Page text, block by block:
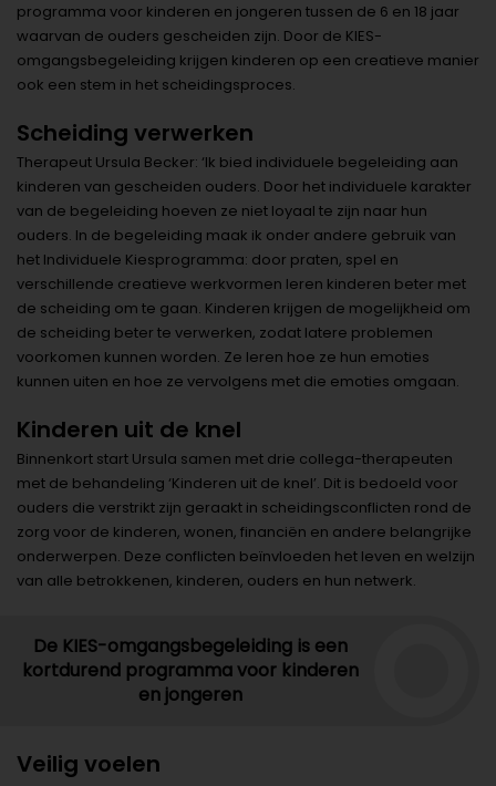
programma voor kinderen en jongeren tussen de 6 en 18 jaar
waarvan de ouders gescheiden zijn. Door de KIES-
omgangsbegeleiding krijgen kinderen op een creatieve manier
ook een stem in het scheidingsproces.
Scheiding verwerken
Therapeut Ursula Becker: ‘Ik bied individuele begeleiding aan
kinderen van gescheiden ouders. Door het individuele karakter
van de begeleiding hoeven ze niet loyaal te zijn naar hun
ouders. In de begeleiding maak ik onder andere gebruik van
het Individuele Kiesprogramma: door praten, spel en
verschillende creatieve werkvormen leren kinderen beter met
de scheiding om te gaan. Kinderen krijgen de mogelijkheid om
de scheiding beter te verwerken, zodat latere problemen
voorkomen kunnen worden. Ze leren hoe ze hun emoties
kunnen uiten en hoe ze vervolgens met die emoties omgaan.
Kinderen uit de knel
Binnenkort start Ursula samen met drie collega-therapeuten
met de behandeling ‘Kinderen uit de knel’. Dit is bedoeld voor
ouders die verstrikt zijn geraakt in scheidingsconflicten rond de
zorg voor de kinderen, wonen, financiën en andere belangrijke
onderwerpen. Deze conflicten beïnvloeden het leven en welzijn
van alle betrokkenen, kinderen, ouders en hun netwerk.
De KIES-omgangsbegeleiding is een
kortdurend programma voor kinderen
en jongeren
Veilig voelen